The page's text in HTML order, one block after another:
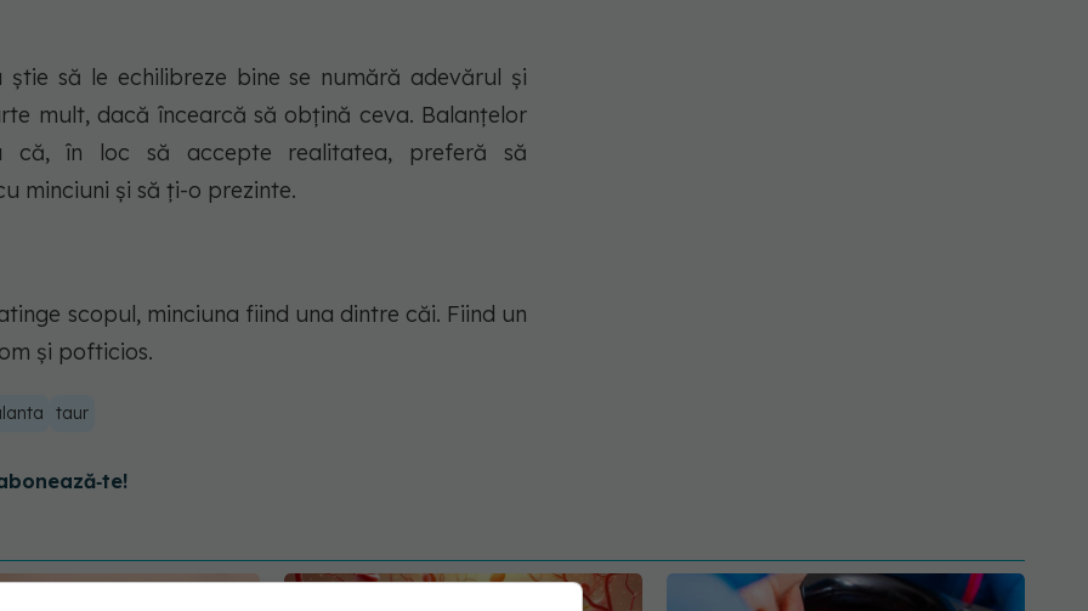
să le echilibreze bine se numără adevărul și
mult, dacă încearcă să obțină ceva. Balanțelor
în loc să accepte realitatea, preferă să
minciuni și să ți-o prezinte.
scopul, minciuna fiind una dintre căi. Fiind un
și pofticios.
taur